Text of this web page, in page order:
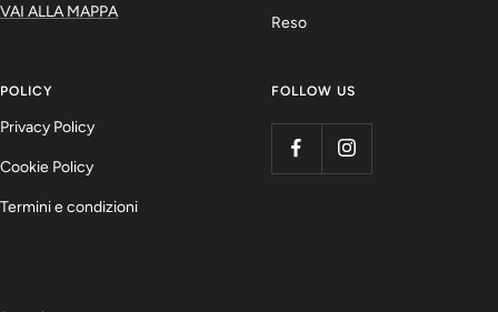
VAI ALLA MAPPA
Reso
POLICY
Privacy Policy
Cookie Policy
Termini e condizioni
FOLLOW US